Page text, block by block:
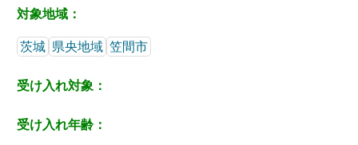
対象地域：
茨城 県央地域 笠間市
受け入れ対象：
受け入れ年齢：